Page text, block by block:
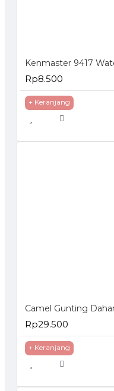
Rp8.500
+ Keranjang
Rp29.500
+ Keranjang